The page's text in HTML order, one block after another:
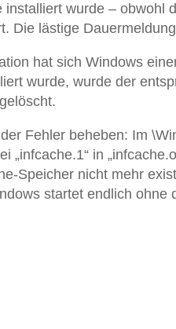
wurde – obwohl
Die lästige
hat sich Windows
wurde, wurde der
Fehler beheben: Im
„infcache.1“ in
Speicher nicht mehr
startet endlich ohne